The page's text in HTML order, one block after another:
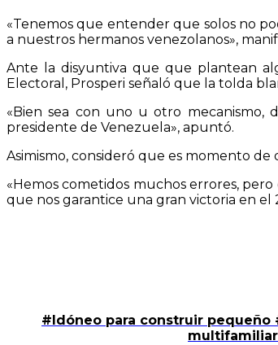
«Tenemos que entender que solos no
a nuestros hermanos venezolanos»,
Ante la disyuntiva que que plantean
Electoral, Prosperi señaló que la tolda
«Bien sea con uno u otro mecanismo,
presidente de Venezuela», apuntó.
Asimismo, consideró que es momento de
«Hemos cometidos muchos errores,
que nos garantice una gran victoria en el
#Idóneo para construir pequeño
multifamiliar